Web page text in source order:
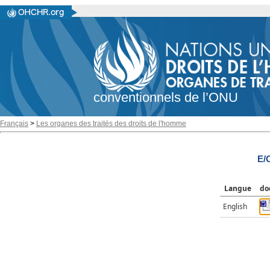
conventionnels de l’ONU
Français > Les organes des traités des droits de l'homme
E/
Langue
English